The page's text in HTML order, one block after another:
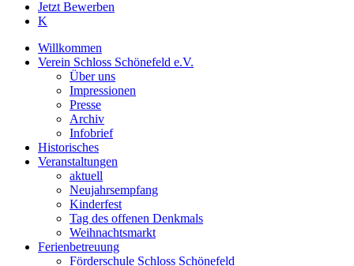
Close
Menu
Jetzt Bewerben
K
Willkommen
Verein Schloss Schönefeld e.V.
Über uns
Impressionen
Presse
Archiv
Infobrief
Historisches
Veranstaltungen
aktuell
Neujahrsempfang
Kinderfest
Tag des offenen Denkmals
Weihnachtsmarkt
Ferienbetreuung
Förderschule Schloss Schönefeld